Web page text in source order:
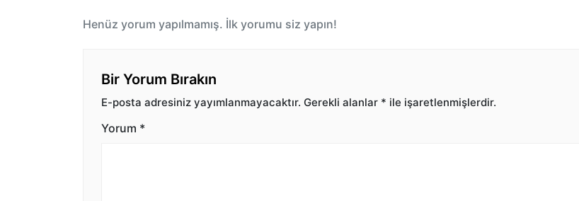
Henüz yorum yapılmamış. İlk yorumu siz yapın!
Bir Yorum Bırakın
E-posta adresiniz yayımlanmayacaktır. Gerekli alanlar * ile işaretlenmişlerdir.
Yorum *